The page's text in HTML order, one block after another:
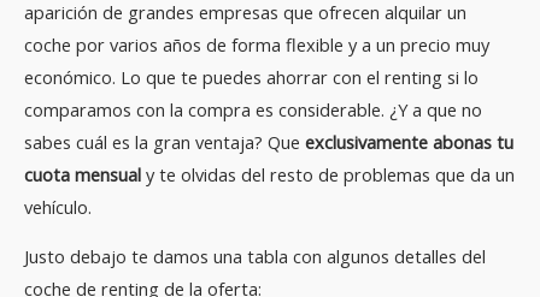
aparición de grandes empresas que ofrecen alquilar un
coche por varios años de forma flexible y a un precio muy
económico. Lo que te puedes ahorrar con el renting si lo
comparamos con la compra es considerable. ¿Y a que no
sabes cuál es la gran ventaja? Que exclusivamente abonas tu
cuota mensual y te olvidas del resto de problemas que da un
vehículo.
Justo debajo te damos una tabla con algunos detalles del
coche de renting de la oferta: